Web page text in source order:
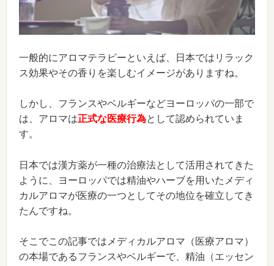
一般的にアロマテラピーといえば、日本ではリラック
ス効果やその香りを楽しむイメージがありますね。
しかし、フランスやベルギーなどヨーロッパの一部で
は、アロマは正式な医療行為として認められていま
す。
日本では漢方薬が一種の治療法として活用されてきた
ように、ヨーロッパでは精油やハーブを用いたメディ
カルアロマが医療の一つとしてその地位を確立してき
たんですね。
そこでこの記事ではメディカルアロマ（医療アロマ）
の本場であるフランスやベルギーで、精油（エッセン